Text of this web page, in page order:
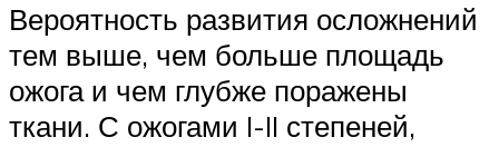
Вероятность развития осложнений
тем выше, чем больше площадь
ожога и чем глубже поражены
ткани. С ожогами I-II степеней,